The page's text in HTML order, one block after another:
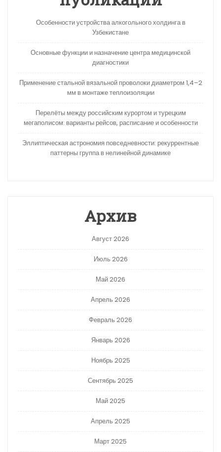
Особенности устройства алкогольного холдинга в
Узбекистане
Основные функции и назначение центра медицинской
диагностики
Применение стальной вязальной проволоки диаметром 1,4–2
мм в монтаже теплоизоляции
Перелёты между российским курортом и турецким
мегаполисом: варианты рейсов, расписание и особенности
Эллиптическая астрономия повседневности: рекуррентные
паттерны группа в нелинейной динамике
Архив
Август 2026
Июль 2026
Май 2026
Апрель 2026
Февраль 2026
Январь 2026
Ноябрь 2025
Сентябрь 2025
Май 2025
Апрель 2025
Март 2025